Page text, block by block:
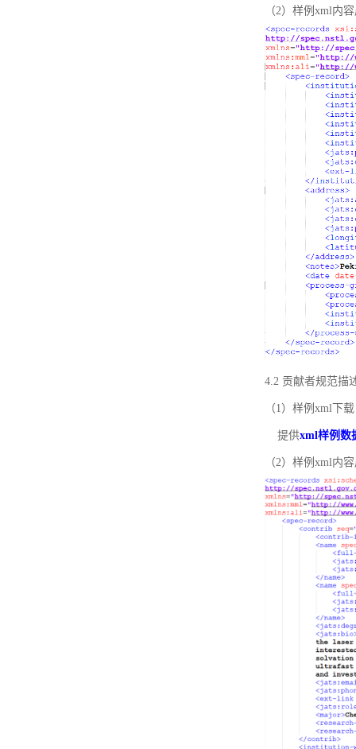
（2）样例xml内
4.2 贡献者规范描
（1）样例xml下载
提供xml样例数
（2）样例xml内